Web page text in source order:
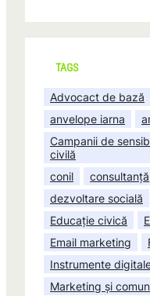
TAGS
Advocact de bază
anvelope iarna
Campanii de
civilă
conil
consultanță
dezvoltare socială
Educație civică
Email marketing
Instrumente
Marketing și